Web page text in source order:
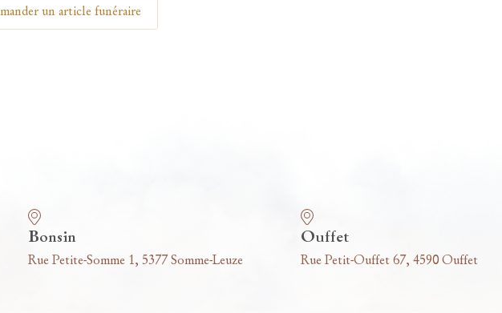
un article funéraire
Bonsin
Rue Petite-Somme 1, 5377 Somme-Leuze
Ouffet
Rue Petit-Ouffet 67, 4590 Ouffet